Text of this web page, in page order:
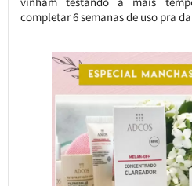
completar 6 semanas de uso pra